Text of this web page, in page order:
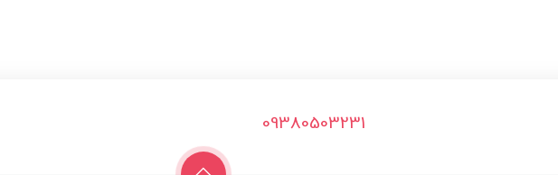
09380503231